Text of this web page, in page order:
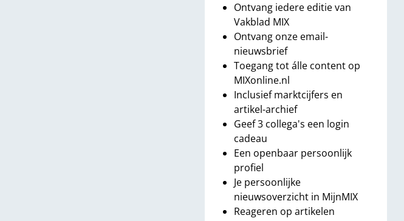
Ontvang iedere editie van
Vakblad MIX
Ontvang onze email-
nieuwsbrief
Toegang tot álle content op
MIXonline.nl
Inclusief marktcijfers en
artikel-archief
Geef 3 collega's een login
cadeau
Een openbaar persoonlijk
profiel
Je persoonlijke
nieuwsoverzicht in MijnMIX
Reageren op artikelen